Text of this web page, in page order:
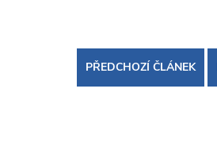
PŘEDCHOZÍ ČLÁNEK